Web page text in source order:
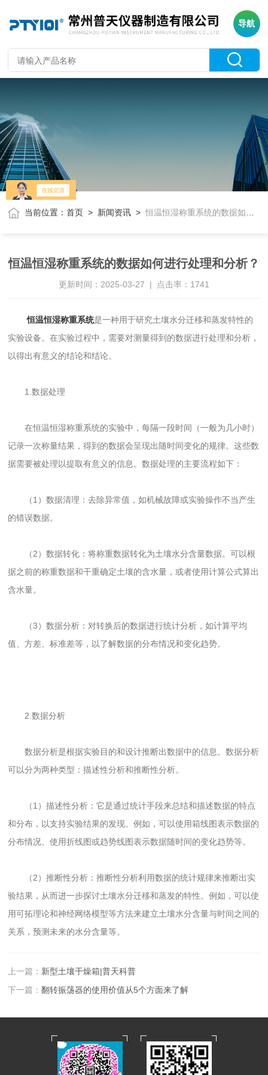
导航
当前位置：首页 > 新闻资讯 >恒温恒湿称重系统的数据如何进行处理和分析？
恒温恒湿称重系统的数据如何进行处理和分析？
更新时间：2025-03-27 | 点击率：1741
恒温恒湿称重系统是一种用于研究土壤水分迁移和蒸发特性的
实验设备。在实验过程中，需要对测量得到的数据进行处理和分析，
以得出有意义的结论和结论。
1.数据处理
在恒温恒湿称重系统的实验中，每隔一段时间（一般为几小时）
记录一次称量结果，得到的数据会呈现出随时间变化的规律。这些数
据需要被处理以提取有意义的信息。数据处理的主要流程如下：
（1）数据清理：去除异常值，如机械故障或实验操作不当产生
的错误数据。
（2）数据转化：将称重数据转化为土壤水分含量数据。可以根
据之前的称重数据和干重确定土壤的含水量，或者使用计算公式算出
含水量。
（3）数据分析：对转换后的数据进行统计分析，如计算平均
值、方差、标准差等，以了解数据的分布情况和变化趋势。
2.数据分析
数据分析是根据实验目的和设计推断出数据中的信息。数据分析
可以分为两种类型：描述性分析和推断性分析。
（1）描述性分析：它是通过统计手段来总结和描述数据的特点
和分布，以支持实验结果的发现。例如，可以使用箱线图表示数据的
分布情况、使用折线图或趋势线图表示数据随时间的变化趋势等。
（2）推断性分析：推断性分析利用数据的统计规律来推断出实
验结果，从而进一步探讨土壤水分迁移和蒸发的特性。例如，可以使
用可拓理论和神经网络模型等方法来建立土壤水分含量与时间之间的
关系，预测未来的水分含量等。
上一篇： 新型土壤干燥箱|普天科普
下一篇：翻转振荡器的使用价值从5个方面来了解